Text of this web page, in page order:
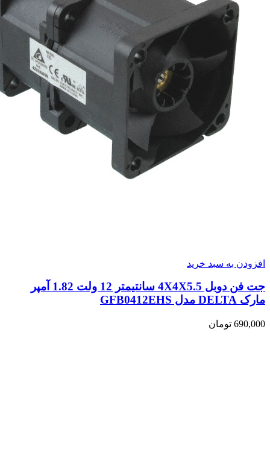
افزودن به سبد خرید
جت فن دوبل 4X4X5.5 سانتیمتر 12 ولت 1.82 آمپر
مارک DELTA مدل GFB0412EHS
690,000 تومان